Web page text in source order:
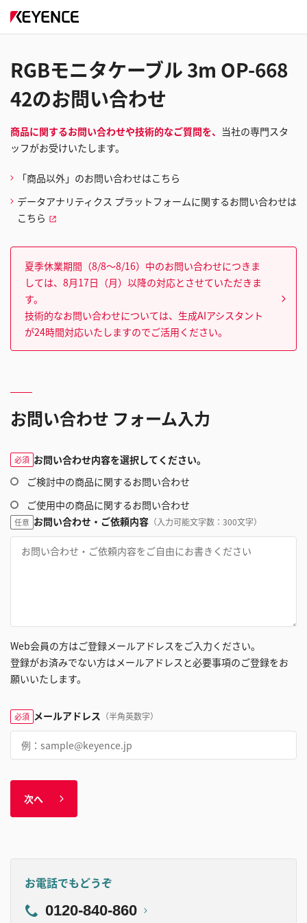
RGBモニタケーブル 3m OP-668
42のお問い合わせ
商品に関するお問い合わせや技術的なご質問を、 当社の専門スタ
ッフがお受けいたします。
「商品以外」のお問い合わせはこちら
データアナリティクス プラットフォームに関するお問い合わせは
こちら
夏季休業期間（8/8～8/16）中のお問い合わせにつきま
しては、8月17日（月）以降の対応とさせていただきま
す。
技術的なお問い合わせについては、生成AIアシスタント
が24時間対応いたしますのでご活用ください。
お問い合わせ フォーム入力
必須 お問い合わせ内容を選択してください。
ご検討中の商品に関するお問い合わせ
ご使用中の商品に関するお問い合わせ
任意 お問い合わせ・ご依頼内容 （入力可能文字数：300文字）
Web会員の方はご登録メールアドレスをご入力ください。
登録がお済みでない方はメールアドレスと必要事項のご登録をお
願いいたします。
必須 メールアドレス （半角英数字）
次へ
お電話でもどうぞ
0120-840-860